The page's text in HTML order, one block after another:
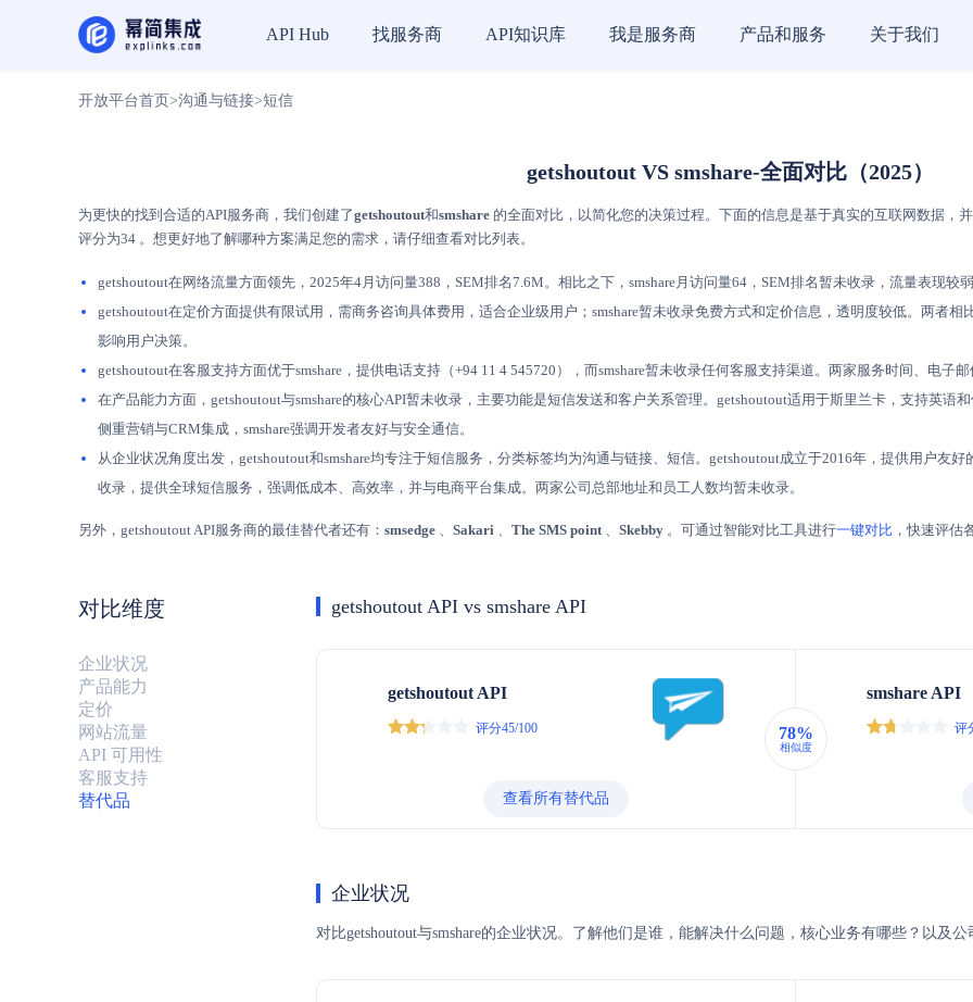
API Hub 找服务商 API知识库 我是服务商 产品和服务 关于我们
开放平台首页 >沟通与链接>短信
getshoutout VS smshare-全面对比（2025）
为更快的找到合适的API服务商，我们创建了getshoutout和smshare 的全面对比，以简化您的决策过程。下面的信息是基于真实的互联网数据，
评分为34 。想更好地了解哪种方案满足您的需求，请仔细查看对比列表。
getshoutout在网络流量方面领先，2025年4月访问量388，SEM排名7.6M。相比之下，smshare月访问量64，SEM排名暂未收录，流量表现较弱
getshoutout在定价方面提供有限试用，需商务咨询具体费用，适合企业级用户；smshare暂未收录免费方式和定价信息，透明度较低。两者相
影响用户决策。
getshoutout在客服支持方面优于smshare，提供电话支持（+94 11 4 545720），而smshare暂未收录任何客服支持渠道。两家服务时间、电子
在产品能力方面，getshoutout与smshare的核心API暂未收录，主要功能是短信发送和客户关系管理。getshoutout适用于斯里兰卡，支持英语
侧重营销与CRM集成，smshare强调开发者友好与安全通信。
从企业状况角度出发，getshoutout和smshare均专注于短信服务，分类标签均为沟通与链接、短信。getshoutout成立于2016年，提供用户友
收录，提供全球短信服务，强调低成本、高效率，并与电商平台集成。两家公司总部地址和员工人数均暂未收录。
另外，getshoutout API服务商的最佳替代者还有： smsedge 、 Sakari 、 The SMS point 、 Skebby 。可通过智能对比工具进行一键对比 ，快速评估
对比维度
企业状况
产品能力
定价
网站流量
API 可用性
客服支持
替代品
getshoutout API vs smshare API
getshoutout API
评分45/100
查看所有替代品
78%
相似度
smshare API
评
企业状况
对比getshoutout与smshare的企业状况。了解他们是谁，能解决什么问题，核心业务有哪些？以及